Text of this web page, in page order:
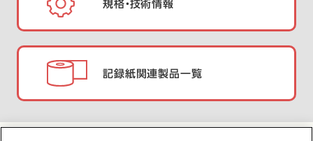
規格・技術情報
記録紙関連製品一覧